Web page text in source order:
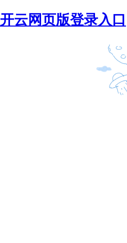
开云网页版登录入口